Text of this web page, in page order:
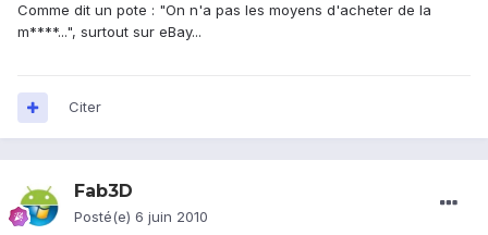
Comme dit un pote : "On n'a pas les moyens d'acheter de la
m****...", surtout sur eBay...
Citer
Fab3D
Posté(e) 6 juin 2010